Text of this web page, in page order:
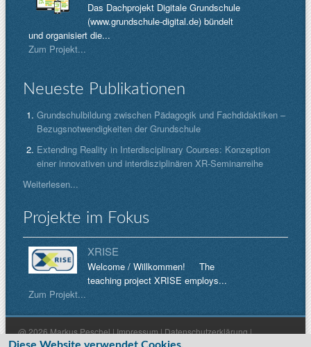
Das Dachprojekt Digitale Grundschule
(www.grundschule-digital.de) bündelt
und organisiert die...
Zum Projekt...
Neueste Publikationen
Grundschulbildung zwischen Pädagogik und Fachdidaktiken –
Bezugsnotwendigkeiten der Grundschule
Extending Reality in Interdisciplinary Courses: Konzeption
einer innovativen und interdisziplinären XR-Seminarreihe
Weiterlesen...
Projekte im Fokus
XRISE
Welcome / Willkommen! The
teaching project XRISE employs...
Zum Projekt...
@ 2026 Markus Peschel |Impressum|Datenschutzerklärung|